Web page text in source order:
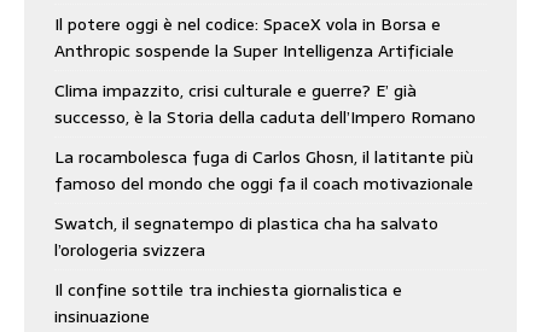
Il potere oggi è nel codice: SpaceX vola in Borsa e
Anthropic sospende la Super Intelligenza Artificiale
Clima impazzito, crisi culturale e guerre? E’ già
successo, è la Storia della caduta dell’Impero Romano
La rocambolesca fuga di Carlos Ghosn, il latitante più
famoso del mondo che oggi fa il coach motivazionale
Swatch, il segnatempo di plastica cha ha salvato
l’orologeria svizzera
Il confine sottile tra inchiesta giornalistica e
insinuazione